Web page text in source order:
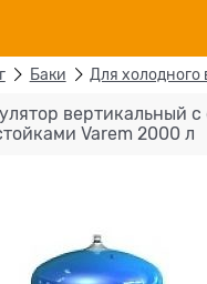
Баки Для
вертикальный
Varem 2000 л